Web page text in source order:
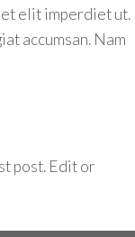
elit imperdiet ut.
accumsan. Nam
post. Edit or